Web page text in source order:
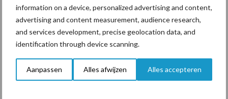
information on a device, personalized advertising and content,
advertising and content measurement, audience research,
and services development, precise geolocation data, and
identification through device scanning.
Aanpassen Alles afwijzen Alles accepteren
Primaire
Recent nieuws
5 aug
“Vraag naar praktische
hygieneoplossingen is in Polen